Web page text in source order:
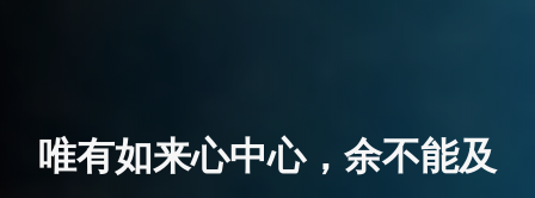
唯有如来心中心， 余不能及